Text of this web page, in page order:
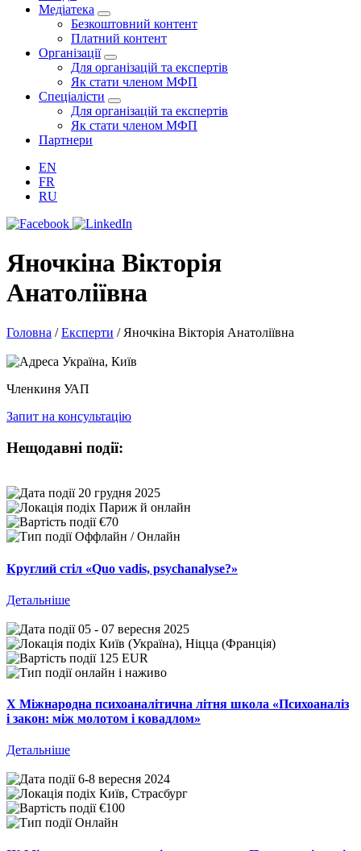
Медіатека
Безкоштовний контент
Платний контент
Організації
Для організацій та експертів
Як стати членом МФП
Спеціалісти
Для організацій та експертів
Як стати членом МФП
Партнери
EN
FR
RU
Яночкіна Вікторія
Анатоліївна
Головна /Експерти / Яночкіна Вікторія Анатоліївна
Україна, Київ
Членкиня УАП
Запит на консультацію
Нещодавні події:
20 грудня 2025
Париж й онлайн
€70
Оффлайн / Онлайн
Круглий стіл «Quo vadis, psychanalyse?»
Детальніше
05 - 07 вересня 2025
Київ (Україна), Ніцца (Франція)
125 EUR
онлайн і наживо
Х Міжнародна психоаналітична літня школа «Психоаналіз
і закон: між молотом і ковадлом»
Детальніше
6-8 вересня 2024
Київ, Страсбург
€100
Онлайн